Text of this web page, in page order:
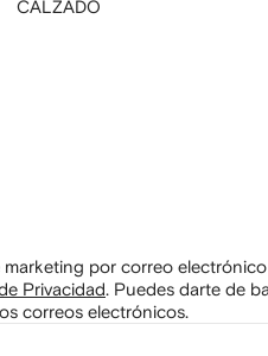
CALZADO
por correo
Privacidad
Puedes darte de
correos electrónicos.